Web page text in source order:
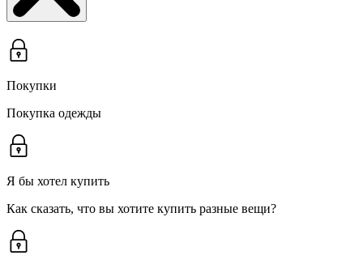
Покупки
Покупка одежды
Я бы хотел купить
Как сказать, что вы хотите купить разные вещи?